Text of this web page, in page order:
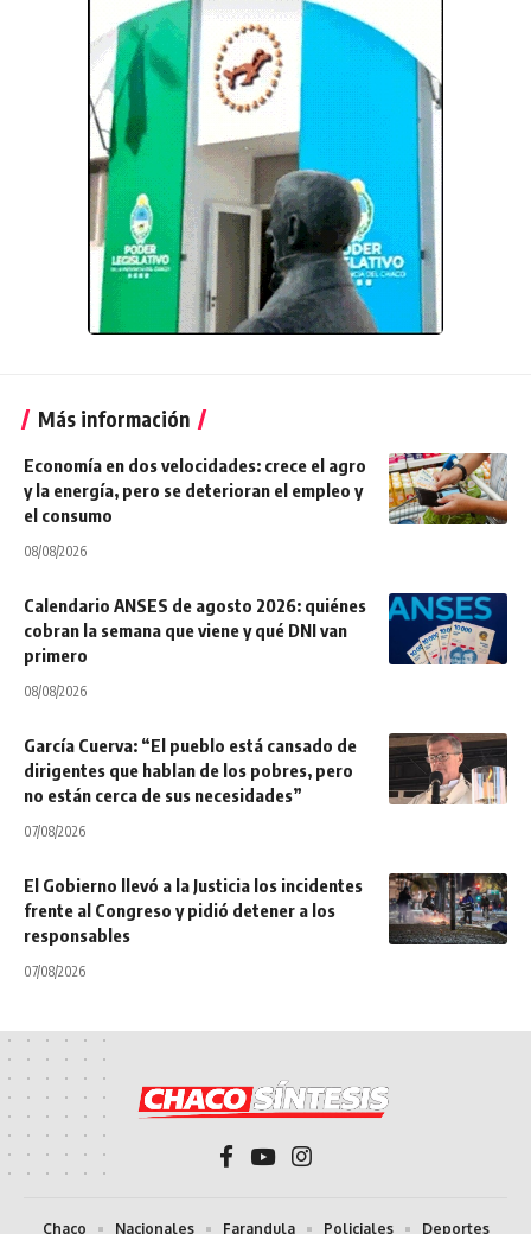
Más información
Economía en dos velocidades: crece el agro
y la energía, pero se deterioran el empleo y
el consumo
08/08/2026
Calendario ANSES de agosto 2026: quiénes
cobran la semana que viene y qué DNI van
primero
08/08/2026
García Cuerva: “El pueblo está cansado de
dirigentes que hablan de los pobres, pero
no están cerca de sus necesidades”
07/08/2026
El Gobierno llevó a la Justicia los incidentes
frente al Congreso y pidió detener a los
responsables
07/08/2026
Chaco Nacionales Farandula Policiales Deportes